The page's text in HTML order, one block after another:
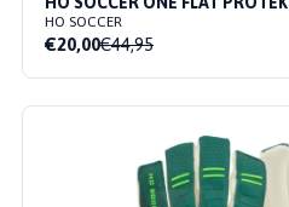
HO SOCCER
€20,00€44,95